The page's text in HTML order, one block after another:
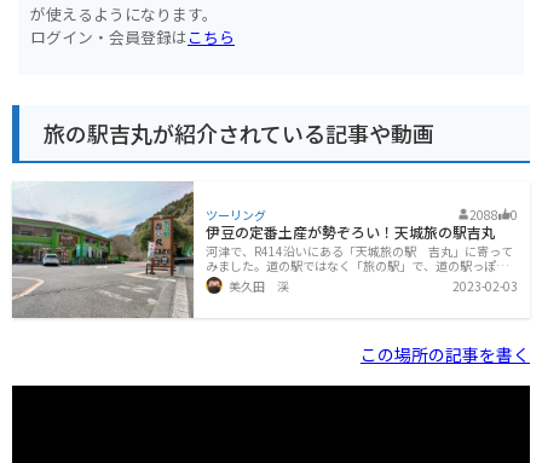
が使えるようになります。
ログイン・会員登録はこちら
旅の駅吉丸が紹介されている記事や動画
ツーリング 2088 0
伊豆の定番土産が勢ぞろい！天城旅の駅吉丸
河津で、R414沿いにある「天城旅の駅 吉丸」に寄って
みました。道の駅ではなく「旅の駅」で、道の駅っぽい
造りですが、公共施設ではない土産物屋兼食事処のよう
です。駐車スペースはとても広いです。トイレは別棟にな
ているようで、食事処にも干物定食というメニューが出
入することができますね。伊豆と言えばわさび、という
ことで、わさび関係の品物も、生わさびをはじめとして
美久田 渓 2023-02-03
この場所の記事を書く